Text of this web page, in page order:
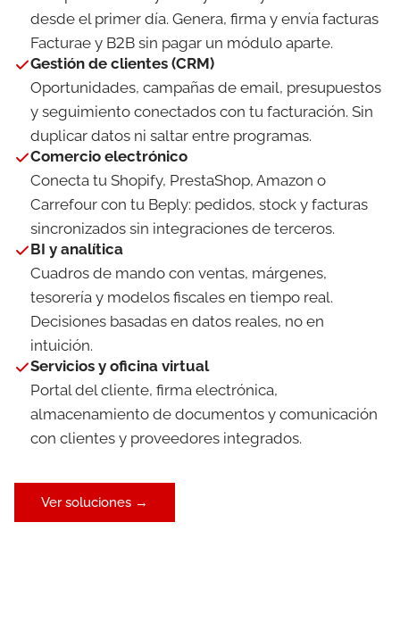
desde el primer día. Genera, firma y envía facturas
Facturae y B2B sin pagar un módulo aparte.
Gestión de clientes (CRM)
Oportunidades, campañas de email, presupuestos
y seguimiento conectados con tu facturación. Sin
duplicar datos ni saltar entre programas.
Comercio electrónico
Conecta tu Shopify, PrestaShop, Amazon o
Carrefour con tu Beply: pedidos, stock y facturas
sincronizados sin integraciones de terceros.
BI y analítica
Cuadros de mando con ventas, márgenes,
tesorería y modelos fiscales en tiempo real.
Decisiones basadas en datos reales, no en
intuición.
Servicios y oficina virtual
Portal del cliente, firma electrónica,
almacenamiento de documentos y comunicación
con clientes y proveedores integrados.
Ver soluciones →